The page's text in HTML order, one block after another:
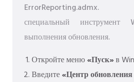
ErrorReporting.admx.
специальный инструмент
выполнения обновления.
Откройте меню«Пуск»в
Введите«Центр